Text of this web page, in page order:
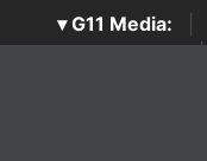
▾ G11 Media:
SecurityOpenLab